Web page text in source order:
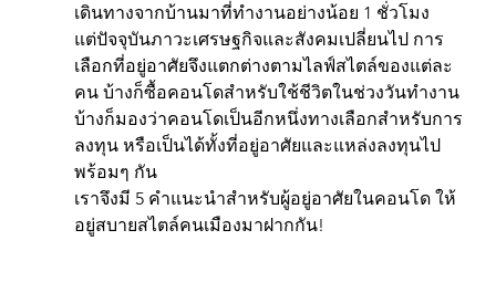
เดินทางจากบ้านมาที่ทำงานอย่างน้อย 1 ชั่วโมง
แต่ปัจจุบันภาวะเศรษฐกิจและสังคมเปลี่ยนไป การ
เลือกที่อยู่อาศัยจึงแตกต่างตามไลฟ์สไตล์ของแต่ละ
คน บ้างก็ซื้อคอนโดสำหรับใช้ชีวิตในช่วงวันทำงาน
บ้างก็มองว่าคอนโดเป็นอีกหนึ่งทางเลือกสำหรับการ
ลงทุน หรือเป็นได้ทั้งที่อยู่อาศัยและแหล่งลงทุนไป
พร้อมๆ กัน
เราจึงมี 5 คำแนะนำสำหรับผู้อยู่อาศัยในคอนโด ให้
อยู่สบายสไตล์คนเมืองมาฝากกัน!